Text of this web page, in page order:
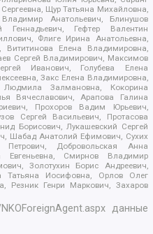
Щур Татьяна Михайловна,
Анатольевич, Блинушов
Гефтер Валентин
Флиге Ирина Анатольевна,
Вититинова Елена Владимировна,
Сергей Владимирович, Максимов
Иванович, Голубева Елена
Закс Елена Владимировна,
Залмановна, Кокорина
Вячеславович, Арапова Галина
Прохоров Вадим Юрьевич,
Сергей Васильевич, Протасова
Борисович, Лукашевский Сергей
Шабад Анатолий Ефимович, Сухих
Добровольская Анна
Евгеньевна, Смирнов Владимир
Золотухин Борис Андреевич,
Татьяна Иосифовна, Орлов Олег
Резник Генри Маркович, Захаров
данные